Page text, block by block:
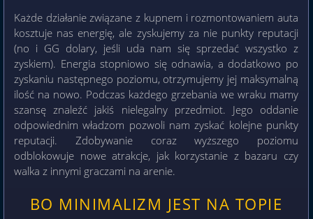
Każde działanie związane z kupnem i rozmontowaniem auta
kosztuje nas energię, ale zyskujemy za nie punkty reputacji
(no i GG dolary, jeśli uda nam się sprzedać wszystko z
zyskiem). Energia stopniowo się odnawia, a dodatkowo po
zyskaniu następnego poziomu, otrzymujemy jej maksymalną
ilość na nowo. Podczas każdego grzebania we wraku mamy
szansę znaleźć jakiś nielegalny przedmiot. Jego oddanie
odpowiednim władzom pozwoli nam zyskać kolejne punkty
reputacji. Zdobywanie coraz wyższego poziomu
odblokowuje nowe atrakcje, jak korzystanie z bazaru czy
walka z innymi graczami na arenie.
BO MINIMALIZM JEST NA TOPIE